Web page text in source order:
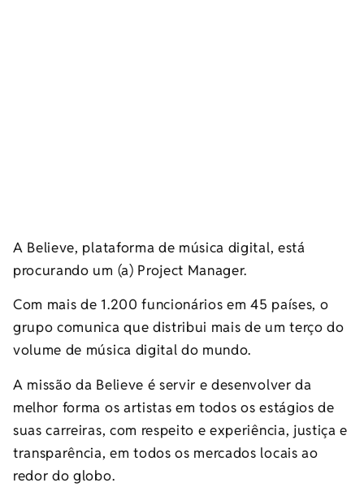
A Believe, plataforma de música digital, está
procurando um (a) Project Manager.
Com mais de 1.200 funcionários em 45 países, o
grupo comunica que distribui mais de um terço do
volume de música digital do mundo.
A missão da Believe é servir e desenvolver da
melhor forma os artistas em todos os estágios de
suas carreiras, com respeito e experiência, justiça e
transparência, em todos os mercados locais ao
redor do globo.